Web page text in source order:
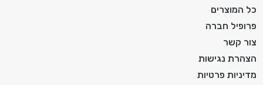
כל המוצרים
פרופיל חברה
צור קשר
הצהרת נגישות
מדיניות פרטיות